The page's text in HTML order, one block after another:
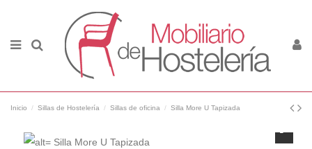
Inicio Sillas de Hostelería Sillas de oficina Silla More U Tapizada